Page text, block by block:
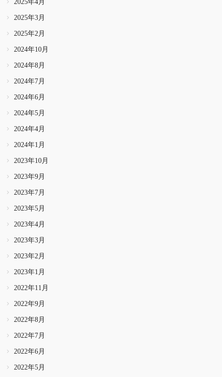
2025年4月
2025年3月
2025年2月
2024年10月
2024年8月
2024年7月
2024年6月
2024年5月
2024年4月
2024年1月
2023年10月
2023年9月
2023年7月
2023年5月
2023年4月
2023年3月
2023年2月
2023年1月
2022年11月
2022年9月
2022年8月
2022年7月
2022年6月
2022年5月